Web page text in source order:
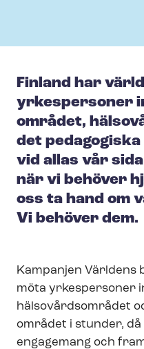
Finland har
yrkespersoner
området,
det
vid allas vår
när vi behöver
oss ta hand om
Vi behöver dem.
Kampanjen Världens
möta yrkespersoner
hälsovårdsområdet
området i stunder, då
engagemang och